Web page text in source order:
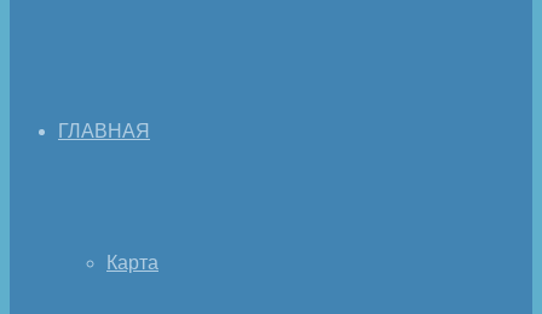
ГЛАВНАЯ
Карта